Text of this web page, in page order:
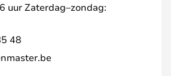
uur Zaterdag–zondag:
48